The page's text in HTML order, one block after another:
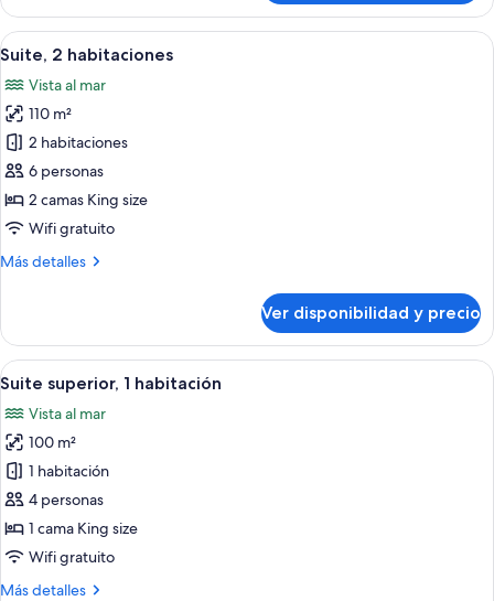
1
habitación
Ver
todas
las
fotos
de
Suite,
2
habitaciones
Un balcón con mobiliario de mimbre,
11
Suite, 2 habitaciones
Vista al mar
110 m²
2 habitaciones
6 personas
2 camas King size
Wifi gratuito
Más detalles
Más
2
habitaciones
Ver disponibilidad y precio
Ver
todas
las
fotos
de
Suite
superior,
1
habitación
Un comedor con una mesa y sillas
14
Suite superior, 1 habitación
Vista al mar
100 m²
1 habitación
4 personas
1 cama King size
Wifi gratuito
Más detalles
Más